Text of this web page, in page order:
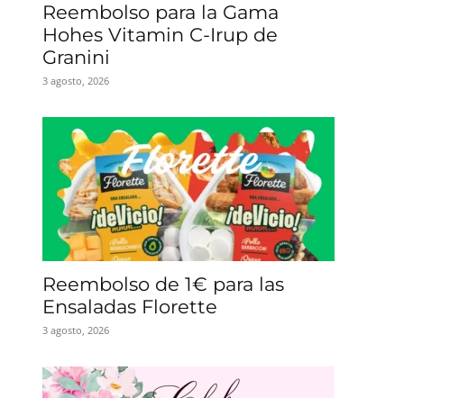
Reembolso para la Gama
Hohes Vitamin C-Irup de
Granini
3 agosto, 2026
Reembolso de 1€ para las
Ensaladas Florette
3 agosto, 2026